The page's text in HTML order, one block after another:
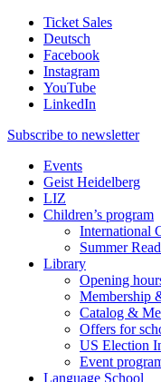
Ticket Sales
Deutsch
Facebook
Instagram
YouTube
LinkedIn
Subscribe to newsletter
Events
Geist Heidelberg
LIZ
Children’s program
International
Summer
Library
Opening
Membership
Catalog &
Offers for
US Election
Event
Language School